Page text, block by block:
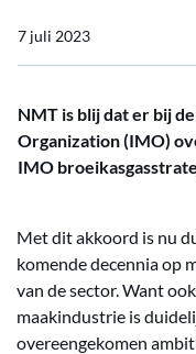
7 juli 2023
NMT is blij dat er bij
Organization (IMO)
IMO
Met dit akkoord is nu
komende decennia op
van de sector. Want
maakindustrie is
overeengekomen